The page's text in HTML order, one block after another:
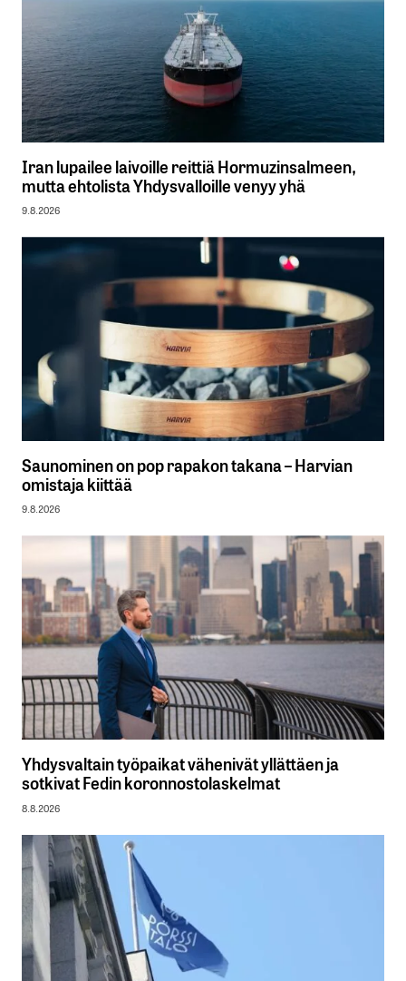
Iran lupailee laivoille reittiä Hormuzinsalmeen,
mutta ehtolista Yhdysvalloille venyy yhä
9.8.2026
Saunominen on pop rapakon takana – Harvian
omistaja kiittää
9.8.2026
Yhdysvaltain työpaikat vähenivät yllättäen ja
sotkivat Fedin koronnostolaskelmat
8.8.2026